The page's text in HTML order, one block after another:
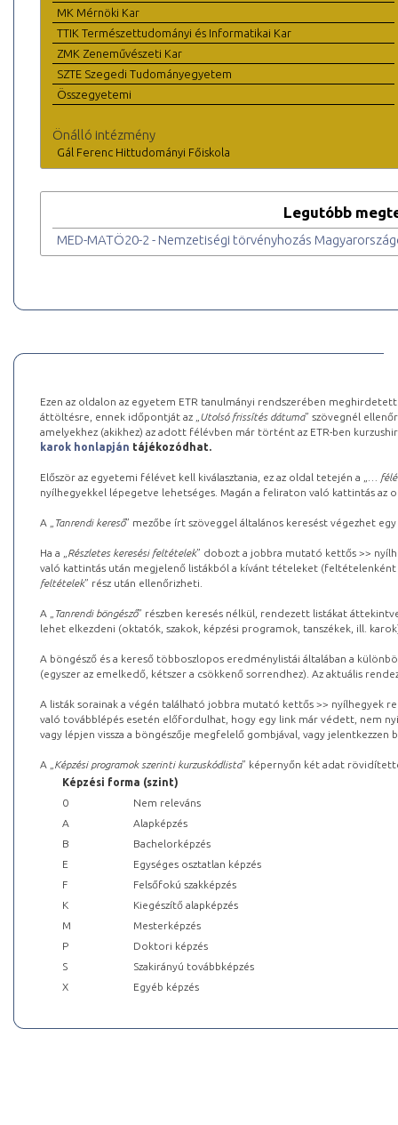
MK Mérnöki Kar
TTIK Természettudományi és Informatikai Kar
ZMK Zeneművészeti Kar
SZTE Szegedi Tudományegyetem
Összegyetemi
Önálló intézmény
Gál Ferenc Hittudományi Főiskola
Legutóbb
MED-MATÖ20-2 - Nemzetiségi törvényhozás
Ezen az oldalon az egyetem ETR tanulmányi rendszerében
áttöltésre, ennek időpontját az „ Utolsó frissítés dátuma” szövegnél
amelyekhez (akikhez) az adott félévben már történt az ETR-ben
karok honlapján tájékozódhat.
Először az egyetemi félévet kell kiválasztania, ez az oldal tetején a „
…
nyílhegyekkel lépegetve lehetséges. Magán a feliraton való kattintás az
A „ Tanrendi kereső” mezőbe írt szöveggel általános keresést végezhet
Ha a „ Részletes keresési feltételek” dobozt a jobbra mutató kettős >>
való kattintás után megjelenő listákból a kívánt tételeket (feltételenként
feltételek” rész után ellenőrizheti.
A „ Tanrendi böngésző” részben keresés nélkül, rendezett listákat
lehet elkezdeni (oktatók, szakok, képzési programok, tanszékek, ill.
A böngésző és a kereső többoszlopos eredménylistái általában a
(egyszer az emelkedő, kétszer a csökkenő sorrendhez). Az aktuális
A listák sorainak a végén található jobbra mutató kettős >> nyílhegyek
való továbblépés esetén előfordulhat, hogy egy link már védett, nem
vagy lépjen vissza a böngészője megfelelő gombjával, vagy
A „ Képzési programok szerinti kurzuskódlista” képernyőn két adat
Képzési forma (szint)
0
Nem releváns
A
Alapképzés
B
Bachelorképzés
E
Egységes osztatlan képzés
F
Felsőfokú szakképzés
K
Kiegészítő alapképzés
M
Mesterképzés
P
Doktori képzés
S
Szakirányú továbbképzés
X
Egyéb képzés